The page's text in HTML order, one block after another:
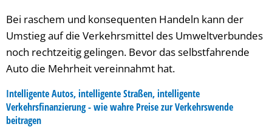
Bei raschem und konsequenten Handeln kann der
Umstieg auf die Verkehrsmittel des Umweltverbundes
noch rechtzeitig gelingen. Bevor das selbstfahrende
Auto die Mehrheit vereinnahmt hat.
Intelligente Autos, intelligente Straßen, intelligente
Verkehrsfinanzierung - wie wahre Preise zur Verkehrswende
beitragen